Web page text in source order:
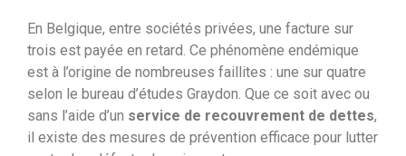
En Belgique, entre sociétés privées, une facture sur
trois est payée en retard. Ce phénomène endémique
est à l’origine de nombreuses faillites : une sur quatre
selon le bureau d’études Graydon. Que ce soit avec ou
sans l’aide d’un service de recouvrement de dettes,
il existe des mesures de prévention efficace pour lutter